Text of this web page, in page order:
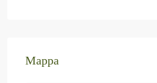
Mappa